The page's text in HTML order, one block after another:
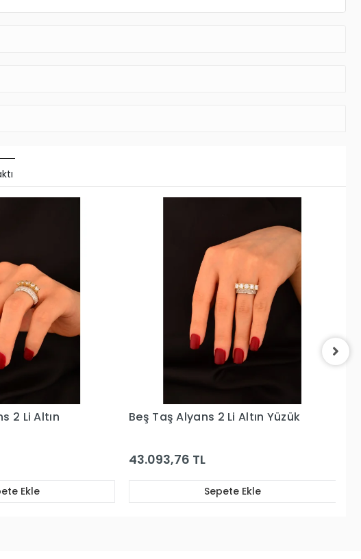
Altın Yüzük
Ekle
Beş Taş Altın Yüzük
35.500,73 TL
Sepete Ekle